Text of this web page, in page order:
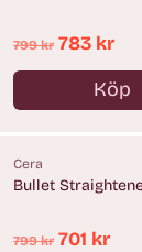
Ordinarie
pris
799 kr 783 kr
Köp
Antal
Cera
Bullet
Ordinarie
799 kr 701 kr